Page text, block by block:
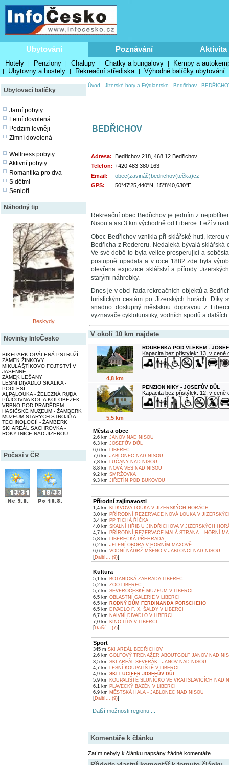
Ubytování Poznávání Aktivita
Hotely | Penziony | Chalupy | Chatky a bungalovy | Kempy a
| Ubytovny a hostely | Rekreační střediska | Výhodné balíčky ubytování
Ubytovací balíčky
Jarní pobyty
Letní dovolená
Podzim levněji
Zimní dovolená
Wellness pobyty
Aktivní pobyty
Romantika pro dva
S dětmi
Senioři
Náhodný tip
Beskydy
Novinky InfoČesko
BIKEPARK OPÁLENÁ PSTRUŽÍ
ZÁMEK ŽINKOVY
MIKULÁŠTÍKOVO FOJTSTVÍ V
JASENNÉ
ZÁMEK LEŠANY
LESNÍ DIVADLO SKALKA -
PODLESÍ
ALPALOUKA - ŽELEZNÁ RUDA
PŮJČOVNA KOL A KOLOBĚŽEK -
VRBNO POD PRADĚDEM
HASIČSKÉ MUZEUM - ŽAMBERK
MUZEUM STARÝCH STROJŮ A
TECHNOLOGIÍ - ŽAMBERK
SKI AREÁL SACHROVKA -
ROKYTNICE NAD JIZEROU
Počasí v ČR
Úvod - Jizerské hory a Frýdlantsko - Bedřichov -
BEDŘICHOV
Adresa: Bedřichov 218, 468 12 Bedřichov
Telefon: +420 483 380 163
Email:
obec(zavináč)bedrichov(tečka)cz
GPS:
50°47'25,440"N, 15°8'40,630"E
Rekreační obec Bedřichov je jedním z
Nisou a asi 3 km východně od Liberce. Leží v
Obec Bedřichov vznikla při sklářské huti, kterou
Bedřicha z Redereru. Nedaleká bývalá
Ve své době to byla velice prosperující a
postupně upadala a v roce 1882 zde byla
otevřena expozice sklářství a přírody
starými náhrobky.
Dnes je v obci řada rekreačních objektů a
turistickým cestám po Jizerských horách.
snadno dostupný městskou dopravou z
vyznavače cykloturistiky, vodních sportů a dalších.
V okolí 10 km najdete
4,8 km
ROUBENKA POD VLEKEM -
Kapacita bez přistýlek: 13, v ceně
5,5 km
PENZION NIKY - JOSEFŮV DŮL
Kapacita bez přistýlek: 12, v ceně
Města a obce
2,6 km JANOV NAD NISOU
6,3 km JOSEFŮV DŮL
6,6 km LIBEREC
7,6 km JABLONEC NAD NISOU
7,8 km LUČANY NAD NISOU
8,8 km NOVÁ VES NAD NISOU
9,2 km SMRŽOVKA
9,3 km JIŘETÍN POD BUKOVOU
Přírodní zajímavosti
1,4 km KLIKVOVÁ LOUKA V JIZERSKÝCH HORÁCH
3,0 km PŘÍRODNÍ REZERVACE NOVÁ LOUKA V
3,4 km PP TICHÁ ŘÍČKA
4,0 km SKALNÍ HŘIB U JINDŘICHOVA V JIZERSKÝCH
4,7 km PŘÍRODNÍ REZERVACE MALÁ STRANA – HORNÍ
5,8 km LIBERECKÁ PŘEHRADA
6,2 km JELENÍ OBORA V HORNÍM MAXOVĚ
6,6 km VODNÍ NÁDRŽ MŠENO V JABLONCI NAD NISOU
[Další... (9)]
Kultura
5,1 km BOTANICKÁ ZAHRADA LIBEREC
5,2 km ZOO LIBEREC
5,7 km SEVEROČESKÉ MUZEUM V LIBERCI
6,5 km OBLASTNÍ GALERIE V LIBERCI
6,5 km RODNÝ DŮM FERDINANDA PORSCHEHO
6,5 km DIVADLO F. X. ŠALDY V LIBERCI
6,7 km NAIVNÍ DIVADLO V LIBERCI
7,0 km KINO LÍPA V LIBERCI
[Další... (7)]
Sport
345 m SKI AREÁL BEDŘICHOV
2,6 km GOLFOVÝ TRENAŽER ABOUTGOLF JANOV NAD
3,5 km SKI AREÁL SEVERÁK - JANOV NAD NISOU
4,7 km LESNÍ KOUPALIŠTĚ V LIBERCI
4,9 km SKI LUCIFER JOSEFŮV DŮL
5,9 km KOUPALIŠTĚ SLUNÍČKO VE VRATISLAVICÍCH NAD
6,1 km PLAVECKÝ BAZÉN V LIBERCI
6,9 km MĚSTSKÁ HALA - JABLONEC NAD NISOU
[Další... (9)]
Další možnosti regionu ...
Komentáře k článku
Zatím nebyly k článku napsány žádné komentáře.